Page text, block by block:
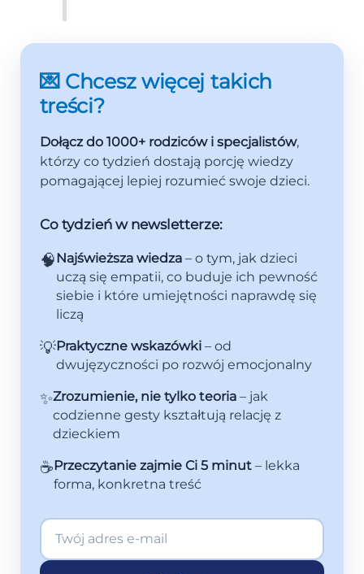
💌 Chcesz więcej takich
treści?
Dołącz do 1000+ rodziców i specjalistów,
którzy co tydzień dostają porcję wiedzy
pomagającej lepiej rozumieć swoje dzieci.
Co tydzień w newsletterze:
🧠Najświeższa wiedza– o tym, jak dzieci
uczą się empatii, co buduje ich pewność
siebie i które umiejętności naprawdę się
liczą
💡Praktyczne wskazówki– od
dwujęzyczności po rozwój emocjonalny
✨Zrozumienie, nie tylko teoria– jak
codzienne gesty kształtują relację z
dzieckiem
☕Przeczytanie zajmie Ci 5 minut– lekka
forma, konkretna treść